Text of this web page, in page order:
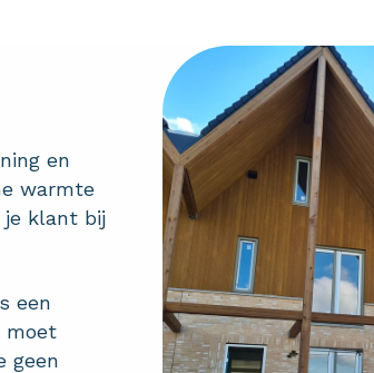
en
warmte
je klant bij
een
moet
geen